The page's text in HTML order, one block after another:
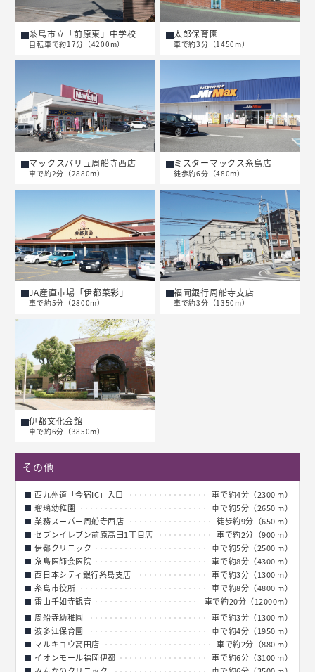
糸島市立「前原東」中学校
自転車で約17分（4200m）
太郎保育園
車で約3分（1450m）
マックスバリュ周船寺西店
車で約2分（2880m）
ミスターマックス糸島店
徒歩約6分（480m）
JA産直市場「伊都菜彩」
車で約5分（2800m）
福岡銀行周船寺支店
車で約3分（1350m）
伊都文化会館
車で約6分（3850m）
その他
西九州道「今宿IC」入口
車で約4分（2300 m）
瑠璃幼稚園
車で約5分（2650 m）
業務スーパー周船寺西店
徒歩約9分（650 m）
セブンイレブン前原高田1丁目店
車で約2分（900 m）
伊都クリニック
車で約5分（2500 m）
糸島医師会医院
車で約8分（4300 m）
西日本シティ銀行糸島支店
車で約3分（1300 m）
糸島市役所
車で約8分（4800 m）
雷山千如寺観音
車で約20分（12000m）
周船寺幼稚園
車で約3分（1300 m）
波多江保育園
車で約4分（1950 m）
マルキョウ高田店
車で約2分（880 m）
イオンモール福岡伊都
車で約6分（3100 m）